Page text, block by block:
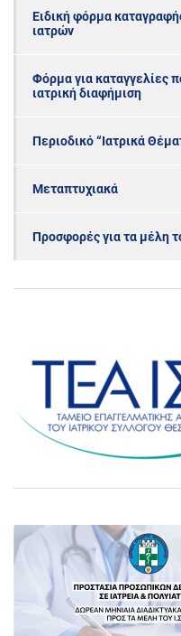
Ειδική φόρμα
ιατρών
Φόρμα για καταγγελίες
ιατρική διαφήμιση
Περιοδικό “Ιατρικά
Μεταπτυχιακά
Προσφορές για τα μέλη